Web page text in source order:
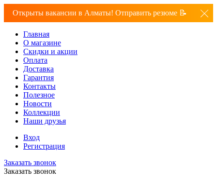
Открыты вакансии в Алматы! Отправить резюме 📝
Главная
О магазине
Скидки и акции
Оплата
Доставка
Гарантия
Контакты
Полезное
Новости
Коллекции
Наши друзья
Вход
Регистрация
Заказать звонок
Заказать звонок